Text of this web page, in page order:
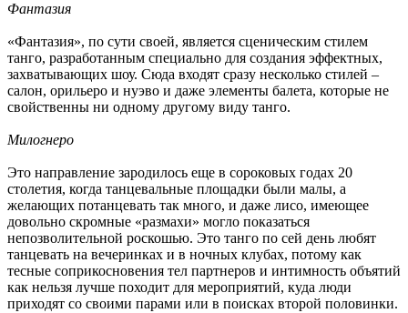
Фантазия
«Фантазия», по сути своей, является сценическим стилем
танго, разработанным специально для создания эффектных,
захватывающих шоу. Сюда входят сразу несколько стилей –
салон, орильеро и нуэво и даже элементы балета, которые не
свойственны ни одному другому виду танго.
Милогнеро
Это направление зародилось еще в сороковых годах 20
столетия, когда танцевальные площадки были малы, а
желающих потанцевать так много, и даже лисо, имеющее
довольно скромные «размахи» могло показаться
непозволительной роскошью. Это танго по сей день любят
танцевать на вечеринках и в ночных клубах, потому как
тесные соприкосновения тел партнеров и интимность объятий
как нельзя лучше походит для мероприятий, куда люди
приходят со своими парами или в поисках второй половинки.